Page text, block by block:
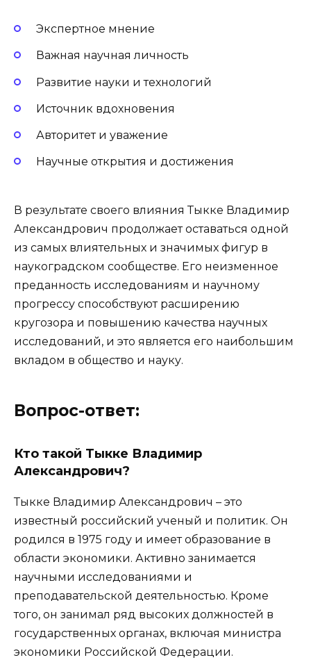
Экспертное мнение
Важная научная личность
Развитие науки и технологий
Источник вдохновения
Авторитет и уважение
Научные открытия и достижения
В результате своего влияния Тыкке Владимир
Александрович продолжает оставаться одной
из самых влиятельных и значимых фигур в
наукоградском сообществе. Его неизменное
преданность исследованиям и научному
прогрессу способствуют расширению
кругозора и повышению качества научных
исследований, и это является его наибольшим
вкладом в общество и науку.
Вопрос-ответ:
Кто такой Тыкке Владимир
Александрович?
Тыкке Владимир Александрович – это
известный российский ученый и политик. Он
родился в 1975 году и имеет образование в
области экономики. Активно занимается
научными исследованиями и
преподавательской деятельностью. Кроме
того, он занимал ряд высоких должностей в
государственных органах, включая министра
экономики Российской Федерации.